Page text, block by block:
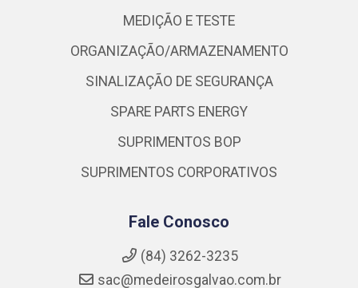
MEDIÇÃO E TESTE
ORGANIZAÇÃO/ARMAZENAMENTO
SINALIZAÇÃO DE SEGURANÇA
SPARE PARTS ENERGY
SUPRIMENTOS BOP
SUPRIMENTOS CORPORATIVOS
Fale Conosco
(84) 3262-3235
sac@medeirosgalvao.com.br